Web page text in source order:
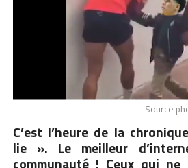
Source
C’est l’heure de la
lie ». Le meilleur
communauté ! Ceux qui ne